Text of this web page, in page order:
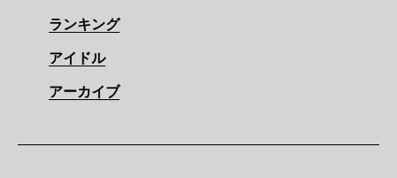
ランキング
アイドル
アーカイブ